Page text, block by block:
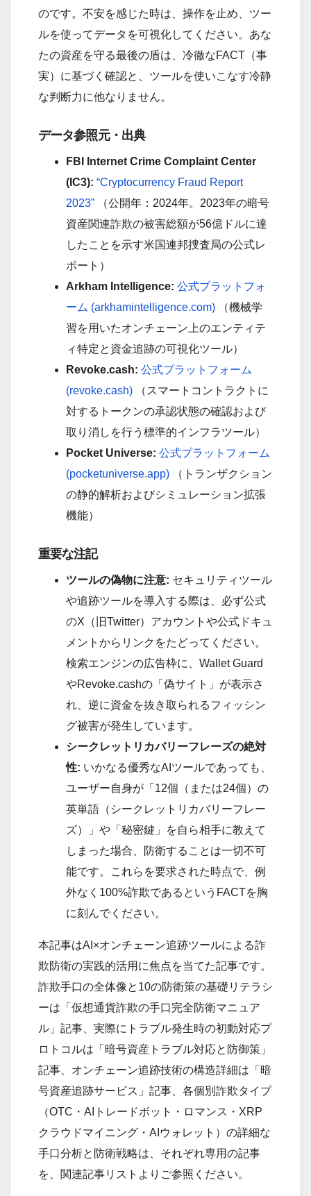
のです。不安を感じた時は、操作を止め、ツー
ルを使ってデータを可視化してください。あな
たの資産を守る最後の盾は、冷徹なFACT（事
実）に基づく確認と、ツールを使いこなす冷静
な判断力に他なりません。
データ参照元・出典
FBI Internet Crime Complaint Center
(IC3): “Cryptocurrency Fraud Report
2023” （公開年：2024年。2023年の暗号
資産関連詐欺の被害総額が56億ドルに達
したことを示す米国連邦捜査局の公式レ
ポート）
Arkham Intelligence: 公式プラットフォ
ーム (arkhamintelligence.com) （機械学
習を用いたオンチェーン上のエンティテ
ィ特定と資金追跡の可視化ツール）
Revoke.cash: 公式プラットフォーム
(revoke.cash) （スマートコントラクトに
対するトークンの承認状態の確認および
取り消しを行う標準的インフラツール）
Pocket Universe: 公式プラットフォーム
(pocketuniverse.app) （トランザクション
の静的解析およびシミュレーション拡張
機能）
重要な注記
ツールの偽物に注意: セキュリティツール
や追跡ツールを導入する際は、必ず公式
のX（旧Twitter）アカウントや公式ドキュ
メントからリンクをたどってください。
検索エンジンの広告枠に、Wallet Guard
やRevoke.cashの「偽サイト」が表示さ
れ、逆に資金を抜き取られるフィッシン
グ被害が発生しています。
シークレットリカバリーフレーズの絶対
性: いかなる優秀なAIツールであっても、
ユーザー自身が「12個（または24個）の
英単語（シークレットリカバリーフレー
ズ）」や「秘密鍵」を自ら相手に教えて
しまった場合、防衛することは一切不可
能です。これらを要求された時点で、例
外なく100%詐欺であるというFACTを胸
に刻んでください。
本記事はAI×オンチェーン追跡ツールによる詐
欺防衛の実践的活用に焦点を当てた記事です。
詐欺手口の全体像と10の防衛策の基礎リテラシ
ーは「仮想通貨詐欺の手口完全防衛マニュア
ル」記事、実際にトラブル発生時の初動対応プ
ロトコルは「暗号資産トラブル対応と防御策」
記事、オンチェーン追跡技術の構造詳細は「暗
号資産追跡サービス」記事、各個別詐欺タイプ
（OTC・AIトレードボット・ロマンス・XRP
クラウドマイニング・AIウォレット）の詳細な
手口分析と防衛戦略は、それぞれ専用の記事
を、関連記事リストよりご参照ください。